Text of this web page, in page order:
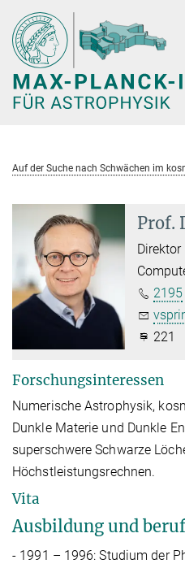
Hauptinhalt
Auf der Suche nach Schwächen im
Prof.
Direktor
2195
221
Forschungsinteressen
Numerische Astrophysik,
Dunkle Materie und Dunkle
superschwere Schwarze
Höchstleistungsrechnen.
Vita
Ausbildung und
- 1991 – 1996: Studium der